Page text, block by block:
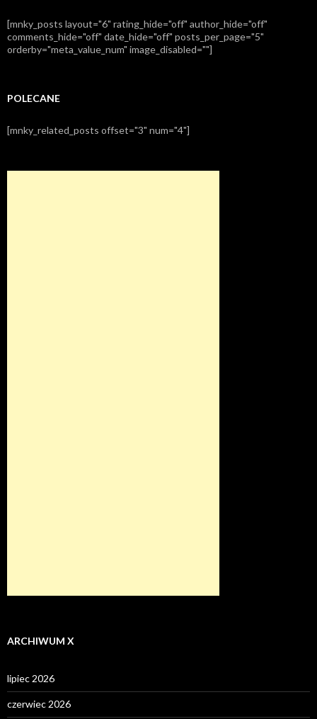
[mnky_posts layout="6" rating_hide="off" author_hide="off"
comments_hide="off" date_hide="off" posts_per_page="5"
orderby="meta_value_num" image_disabled=""]
POLECANE
[mnky_related_posts offset="3" num="4"]
ARCHIWUM X
lipiec 2026
czerwiec 2026